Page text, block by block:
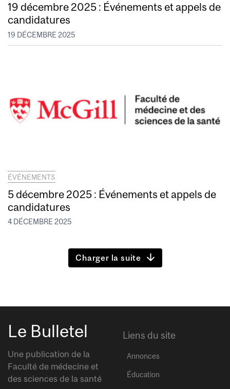
19 décembre 2025 : Événements et appels de
candidatures
19 DÉCEMBRE 2025
ÉVÉNEMENTS
5 décembre 2025 : Événements et appels de
candidatures
4 DÉCEMBRE 2025
Charger la suite
Le Bulletel
Une publication de la
Faculté de médecine et
des sciences de la santé
Liens du site
Annonces
Éducation